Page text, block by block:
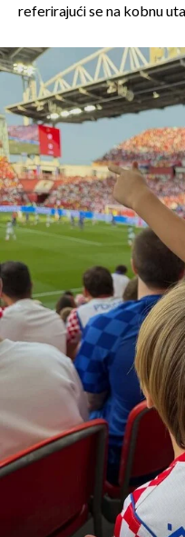
referirajući se na kobnu